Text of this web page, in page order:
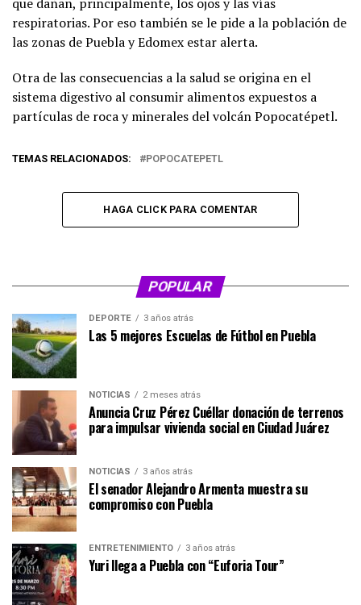
respiratorias. Por eso también se le pide a la población de
las zonas de Puebla y Edomex estar alerta.
Otra de las consecuencias a la salud se origina en el
sistema digestivo al consumir alimentos expuestos a
partículas de roca y minerales del volcán Popocatépetl.
TEMAS RELACIONADOS: POPOCATEPETL
HAGA CLICK PARA COMENTAR
POPULAR
DEPORTE 3 años atrás
Las 5 mejores Escuelas de Fútbol en Puebla
NOTICIAS 2 meses atrás
Anuncia Cruz Pérez Cuéllar donación de terrenos
para impulsar vivienda social en Ciudad Juárez
NOTICIAS 3 años atrás
El senador Alejandro Armenta muestra su
compromiso con Puebla
ENTRETENIMIENTO 3 años atrás
Yuri llega a Puebla con “Euforia Tour”